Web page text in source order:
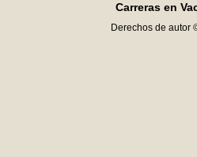
Carreras en
Derechos de autor